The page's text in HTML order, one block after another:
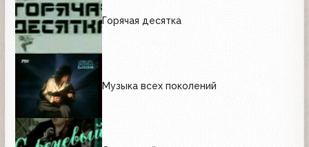
Горячая десятка
Музыка всех поколений